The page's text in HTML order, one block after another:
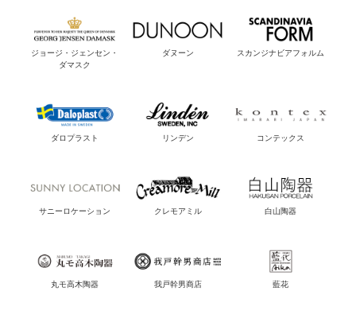
ジョージ・ジェンセン・
ダマスク
ダヌーン スカンジナビアフォルム
ダロプラスト リンデン コンテックス
サニーロケーション クレモアミル 白山陶器
丸モ高木陶器 我戸幹男商店 藍花